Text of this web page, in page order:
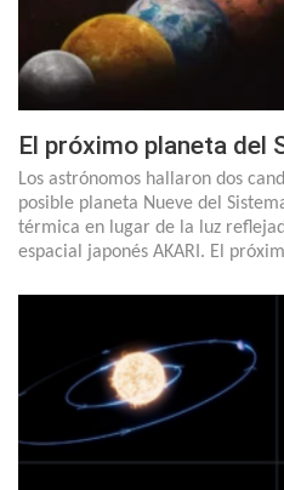
El próximo planeta del
Los astrónomos hallaron dos
posible planeta Nueve del
térmica en lugar de la luz
espacial japonés AKARI. El